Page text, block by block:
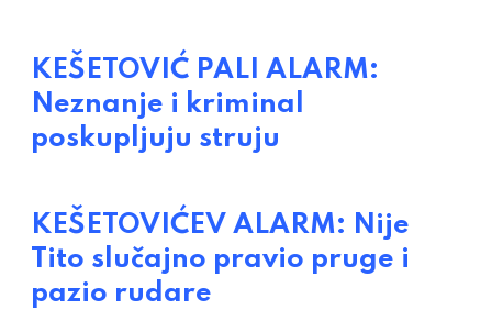
KEŠETOVIĆ PALI ALARM:
Neznanje i kriminal
poskupljuju struju
KEŠETOVIĆEV ALARM: Nije
Tito slučajno pravio pruge i
pazio rudare